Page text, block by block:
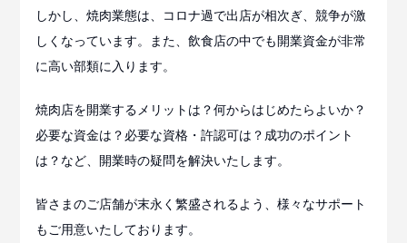
しかし、焼肉業態は、コロナ過で出店が相次ぎ、競争が激
しくなっています。また、飲食店の中でも開業資金が非常
に高い部類に入ります。
焼肉店を開業するメリットは？何からはじめたらよいか？
必要な資金は？必要な資格・許認可は？成功のポイント
は？など、開業時の疑問を解決いたします。
皆さまのご店舗が末永く繁盛されるよう、様々なサポート
もご用意いたしております。